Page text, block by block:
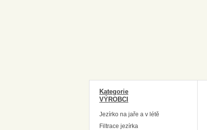
Kategorie
VÝROBCI
Jezírko na jaře a v létě
Filtrace jezírka